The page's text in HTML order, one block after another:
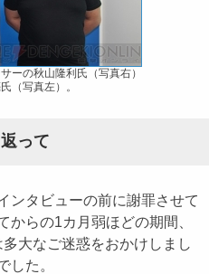
ーの秋山隆利氏（写真右）
（写真左）。
って
ンタビューの前に謝罪させて
からの1カ月弱ほどの期間、
大なご迷惑をおかけしまし
した。